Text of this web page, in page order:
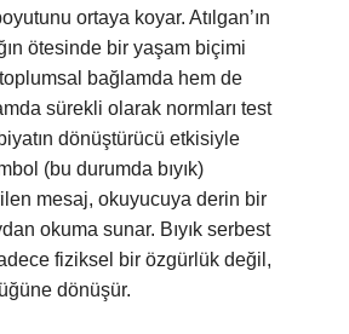
ortaya koyar. Atılgan’ın
ötesinde bir yaşam biçimi
bağlamda hem de
sürekli olarak normları test
dönüştürücü etkisiyle
(bu durumda bıyık)
mesaj, okuyucuya derin bir
okuma sunar. Bıyık serbest
fiziksel bir özgürlük değil,
dönüşür.